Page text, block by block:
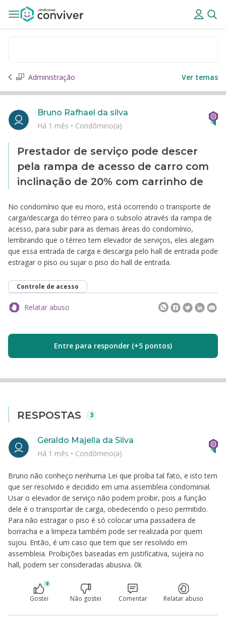
Administração Ver temas
Prestador de serviço pode descer
pela rampa de acesso de carro com
inclinação de 20% com carrinho de
No condomínio que eu moro, está ocorrendo o transporte de
carga/descarga do térreo para o subsolo através da rampa de
acesso, para subir para as demais áreas do condomínio,
lembrando que o térreo tem elevador de serviços, eles alegam
que essa entrada de carga e descarga pelo hall de entrada pode
estragar o piso ou sujar o piso do hall de entrada.
Controle de acesso
Bruno Rafhael da silva
Há 1 mês • Condômino(a)
Relatar abuso
Entre para responder (+5 pontos)
RESPOSTAS 3
Bruno não conheço nenhuma Lei que proíba tal fato, e isto tem
que ser resolvido e decidido em uma assembleia condominial.
Usar o elevador de serviço não podem proibir, pois a função
dele é o transportar de carga, obedecendo o peso permitido.
Para não estragar o piso é só colocar uma passadeira de
borracha e a limpeza também pode ser realizada por quem
sujou. Então, é um caso que tem que ser resolvido em
assembleia. Proibições baseadas em justificativa, sujeira no
hall, podem ser consideradas abusiva. 0k
Geraldo Majella da Silva
Há 1 mês • Condômino(a)
0
Gostei Não gostei Comentar Relatar abuso